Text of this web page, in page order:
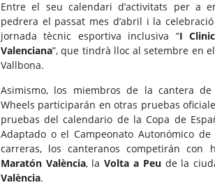
Entre el seu calendari d’activitats per a
pedrera el passat mes d’abril i la
jornada tècnic esportiva inclusiva “I
Valenciana”, que tindrà lloc al setembre en
Vallbona.
Asimismo, los miembros de la cantera
Wheels participarán en otras pruebas
pruebas del calendario de la Copa de
Adaptado o el Campeonato Autonómico
carreras, los canteranos competirán con
Maratón València, laVolta a Peude la
València.